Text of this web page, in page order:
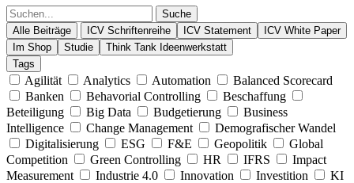
Suche
Alle Beiträge
ICV Schriftenreihe ICV Statement
ICV White Paper
Im Shop
Studie
Think Tank Ideenwerkstatt
Tags
Agilität Analytics Automation
Balanced Scorecard
Banken
Behavorial Controlling
Beschaffung
Beteiligung
Big Data Budgetierung
Business
Intelligence
Change Management
Demografischer Wandel
Digitalisierung
ESG F&E Geopolitik
Global
Competition
Green Controlling HR IFRS
Impact
Measurement
Industrie 4.0 Innovation Investition
KI